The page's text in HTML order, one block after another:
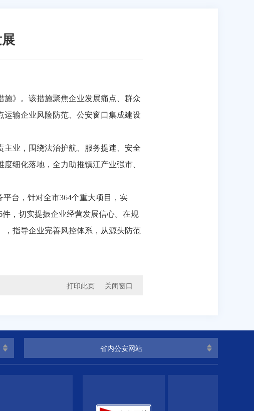
》。该措施聚焦企业发展痛点、群众
输企业风险防范、公安窗口集成建设
业，围绕法治护航、服务提速、安全
细化落地，全力助推镇江产业强市、
平台，针对全市364个重大项目，实
件，切实提振企业经营发展信心。在规
指导企业完善风控体系，从源头防范
打印此页 关闭窗口
省内公安网站